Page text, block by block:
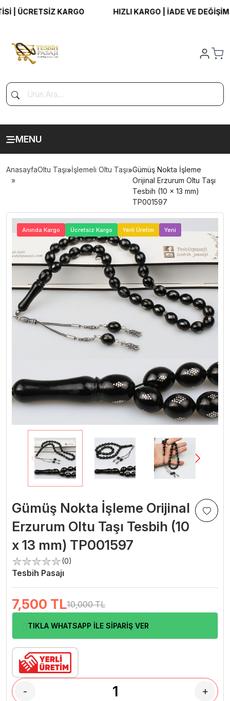
ÜCRETSİZ KARGO HIZLI KARGO | İADE VE DEĞİŞİM
MENU
AnasayfaOltu Taşı»İşlemeli Oltu Taşı»Gümüş Nokta İşleme
Orijinal Erzurum Oltu Taşı
Tesbih (10 x 13 mm)
TP001597
Anında Kargo Ücretsiz Kargo Yerli Üretim Yeni
Gümüş Nokta İşleme Orijinal
Erzurum Oltu Taşı Tesbih (10
x 13 mm) TP001597
(0)
Tesbih Pasajı
7,500 TL10,000 TL
TIKLA WHATSAPP İLE SİPARİŞ VER
- +